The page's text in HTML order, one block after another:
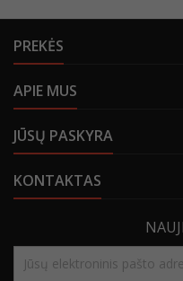
PREKĖS
APIE MUS
JŪSŲ PASKYRA
KONTAKTAS